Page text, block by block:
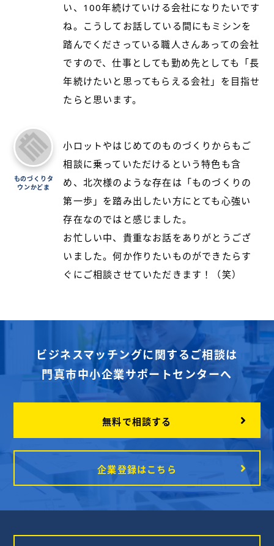
い、100年続けていける会社になりたいです
ね。こうしてお話している間にもミシンを
踏んでくださっている職人さんあっての会社
ですので、仕事としても勤め先としても「長
年続けたいと思ってもらえる会社」を目指せ
たらと思います。
ものづくりタ
ウンかどま
小ロットやはじめてのものづくりからもご
相談に乗っていただけるという特色も含
め、北次様のような存在は「ものづくりの
第一歩」を踏み出したい方にとても心強い
存在なのではと感じました。
お忙しい中、貴重なお話をありがとうござ
いました。何か作りたいものができたらす
ぐにご相談させていただきます！（笑）
ビジネスマッチングに関するご相談は
門真市中小企業サポートセンターへ
無料で相談する
企業登録はこちら